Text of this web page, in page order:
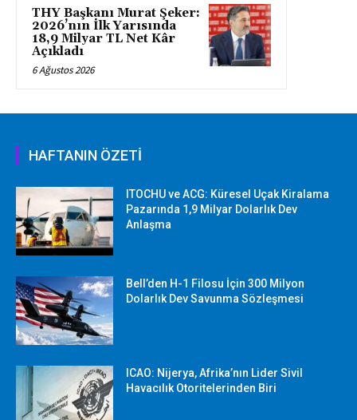
THY Başkanı Murat Şeker:
2026’nın İlk Yarısında
18,9 Milyar TL Net Kâr
Açıkladı
6 Ağustos 2026
HAFTANIN ÖZETİ
ITOCHU ve ACG: Küresel Uçak Kiralama
Pazarında 1,9 Milyar Dolarlık Dev
Anlaşma
Bell’den H-1 Filosu İçin 300 Milyon
Dolarlık Dev Savunma Sözleşmesi
ICAO: Nijerya, Afrika’nın Lider Sivil
Havacılık Otoritelerinden Biri